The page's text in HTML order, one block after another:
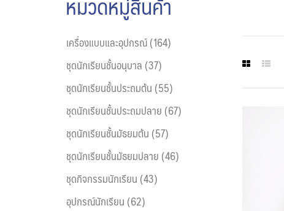
เครื่องแบบและอุปกรณ์ (164)
ชุดนักเรียนชั้นอนุบาล (37)
ชุดนักเรียนชั้นประถมต้น (55)
ชุดนักเรียนชั้นประถมปลาย (67)
ชุดนักเรียนชั้นมัธยมต้น (57)
ชุดนักเรียนชั้นมัธยมปลาย (46)
ชุดกิจกรรมนักเรียน (43)
อุปกรณ์นักเรียน (62)